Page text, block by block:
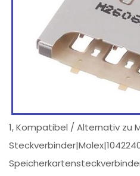
1, Kompatibel / Alternativ zu